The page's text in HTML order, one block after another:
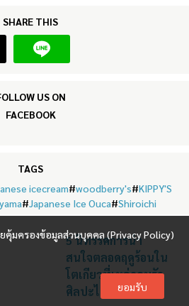
SHARE THIS
US ON
FACEBOOK
TAGS
icecream#woodberry's#KIPPY'S
#Japanese Ice Ouca#Shiroichi
5 นิทรรศการน่า
สนใจตลอดฤดูร้อนใน
โตเกียวที่เหล่าคนรัก
ศิลปะไม่ควรพลาด
คุ้มครองข้อมูลส่วนบุคคล (Privacy Policy)
ยอมรับ